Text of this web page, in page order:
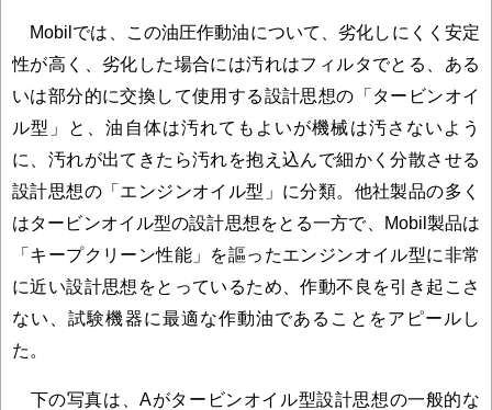
Mobilでは、この油圧作動油について、劣化しにくく安定
性が高く、劣化した場合には汚れはフィルタでとる、ある
いは部分的に交換して使用する設計思想の「タービンオイ
ル型」と、油自体は汚れてもよいが機械は汚さないよう
に、汚れが出てきたら汚れを抱え込んで細かく分散させる
設計思想の「エンジンオイル型」に分類。他社製品の多く
はタービンオイル型の設計思想をとる一方で、Mobil製品は
「キープクリーン性能」を謳ったエンジンオイル型に非常
に近い設計思想をとっているため、作動不良を引き起こさ
ない、試験機器に最適な作動油であることをアピールし
た。
下の写真は、Aがタービンオイル型設計思想の一般的な